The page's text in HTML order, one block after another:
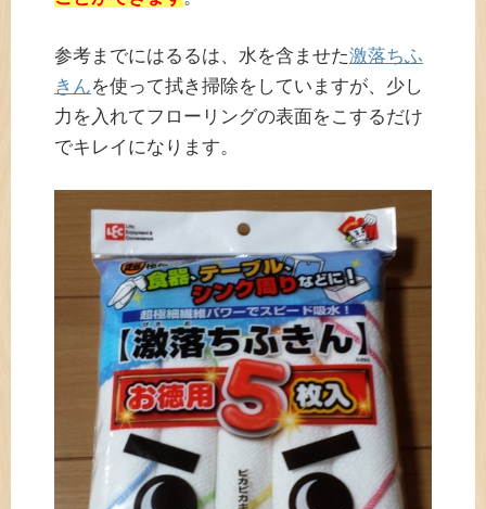
参考までにはるるは、水を含ませた激落ちふ
きんを使って拭き掃除をしていますが、少し
力を入れてフローリングの表面をこするだけ
でキレイになります。